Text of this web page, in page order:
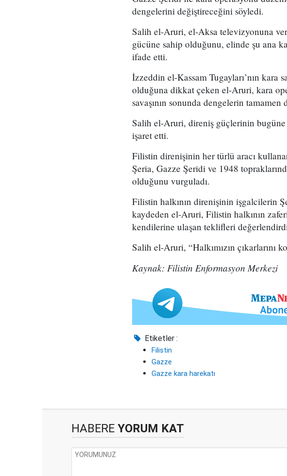
dengelerini değiştireceğini söyledi.
Salih el-Aruri, el-Aksa televizyonuna
gücüne sahip olduğunu, elinde şu ana
ifade etti.
İzzeddin el-Kassam Tugayları’nın kara
olduğuna dikkat çeken el-Aruri, kara
savaşının sonunda dengelerin
Salih el-Aruri, direniş güçlerinin bugüne
işaret etti.
Filistin direnişinin her türlü aracı
Şeria, Gazze Şeridi ve 1948
olduğunu vurguladı.
Filistin halkının direnişinin işgalcilerin
kaydeden el-Aruri, Filistin halkının
kendilerine ulaşan teklifleri
Salih el-Aruri, “Halkımızın
Kaynak: Filistin Enformasyon Merkezi
Etiketler :
Filistin
Gazze
Gazze kara harekatı
HABERE YORUM KAT